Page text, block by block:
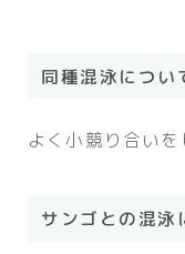
同種混泳につい
よく小競り合いを
サンゴとの混泳